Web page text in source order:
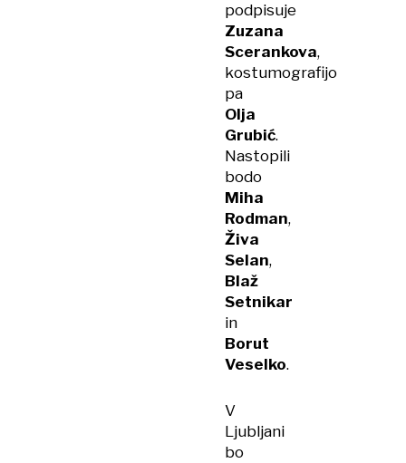
podpisuje
Zuzana
Scerankova,
kostumografijo
pa
Olja
Grubić.
Nastopili
bodo
Miha
Rodman,
Živa
Selan,
Blaž
Setnikar
in
Borut
Veselko.
V
Ljubljani
bo